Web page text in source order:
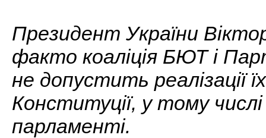
Президент України
факто коаліція БЮТ і
не допустить реалізації
Конституції, у тому
парламенті.